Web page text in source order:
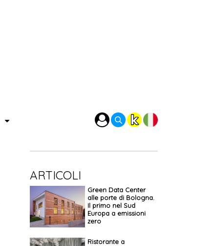
ARTICOLI
Green Data Center
alle porte di Bologna.
Il primo nel Sud
Europa a emissioni
zero
Ristorante a